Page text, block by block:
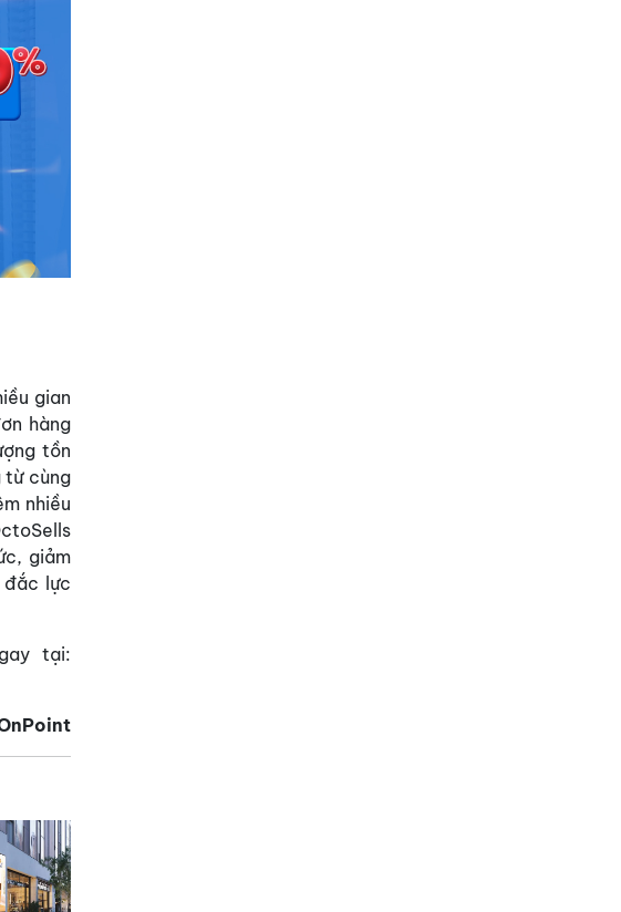
gian
hàng
tồn
từ cùng
nhiều
giảm
đắc lực
tại: